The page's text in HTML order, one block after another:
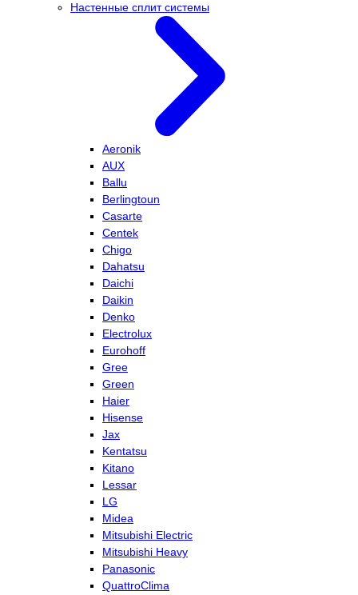
Настенные сплит системы
Aeronik
AUX
Ballu
Berlingtoun
Casarte
Centek
Chigo
Dahatsu
Daichi
Daikin
Denko
Electrolux
Eurohoff
Gree
Green
Haier
Hisense
Jax
Kentatsu
Kitano
Lessar
LG
Midea
Mitsubishi Electric
Mitsubishi Heavy
Panasonic
QuattroClima